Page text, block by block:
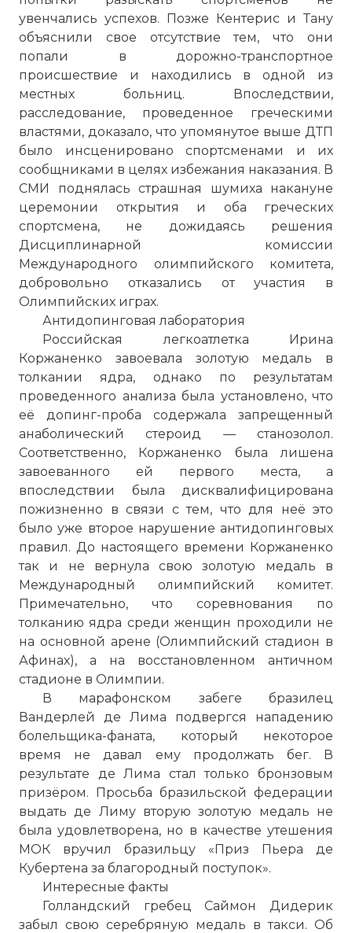
увенчались успехов. Позже Кентерис и Тану
объяснили свое отсутствие тем, что они
попали в дорожно-транспортное
происшествие и находились в одной из
местных больниц. Впоследствии,
расследование, проведенное греческими
властями, доказало, что упомянутое выше ДТП
было инсценировано спортсменами и их
сообщниками в целях избежания наказания. В
СМИ поднялась страшная шумиха накануне
церемонии открытия и оба греческих
спортсмена, не дожидаясь решения
Дисциплинарной комиссии
Международного олимпийского комитета,
добровольно отказались от участия в
Олимпийских играх.
Антидопинговая лаборатория
Российская легкоатлетка Ирина
Коржаненко завоевала золотую медаль в
толкании ядра, однако по результатам
проведенного анализа была установлено, что
её допинг-проба содержала запрещенный
анаболический стероид — станозолол.
Соответственно, Коржаненко была лишена
завоеванного ей первого места, а
впоследствии была дисквалифицирована
пожизненно в связи с тем, что для неё это
было уже второе нарушение антидопинговых
правил. До настоящего времени Коржаненко
так и не вернула свою золотую медаль в
Международный олимпийский комитет.
Примечательно, что соревнования по
толканию ядра среди женщин проходили не
на основной арене (Олимпийский стадион в
Афинах), а на восстановленном античном
стадионе в Олимпии.
В марафонском забеге бразилец
Вандерлей де Лима подвергся нападению
болельщика-фаната, который некоторое
время не давал ему продолжать бег. В
результате де Лима стал только бронзовым
призёром. Просьба бразильской федерации
выдать де Лиму вторую золотую медаль не
была удовлетворена, но в качестве утешения
МОК вручил бразильцу «Приз Пьера де
Кубертена за благородный поступок».
Интересные факты
Голландский гребец Саймон Дидерик
забыл свою серебряную медаль в такси. Об